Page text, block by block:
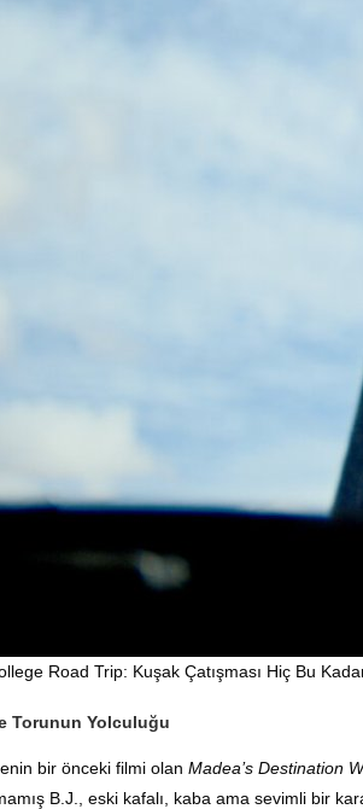
Road Trip: Kuşak Çatışması Hiç Bu
Torunun Yolculuğu
bir önceki filmi olan Madea’s Destination
B.J., eski kafalı, kaba ama sevimli bir